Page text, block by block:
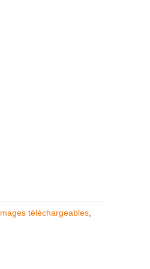
Images téléchargeables,